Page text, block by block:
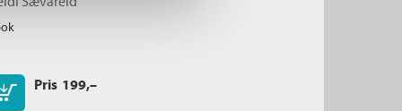
Pris 199,–
Kjøp